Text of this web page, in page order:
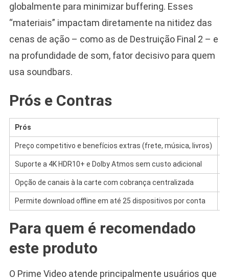
globalmente para minimizar buffering. Esses
“materiais” impactam diretamente na nitidez das
cenas de ação – como as de Destruição Final 2 – e
na profundidade de som, fator decisivo para quem
usa soundbars.
Prós e Contras
Prós
Preço competitivo e benefícios extras (frete, música, livros)
Suporte a 4K HDR10+ e Dolby Atmos sem custo adicional
Opção de canais à la carte com cobrança centralizada
Permite download offline em até 25 dispositivos por conta
Para quem é recomendado
este produto
O Prime Video atende principalmente usuários que